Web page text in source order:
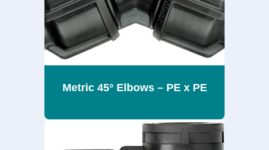
Metric 45° Elbows – PE x PE